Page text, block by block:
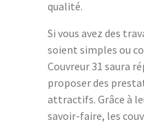
qualité.
Si vous avez des
soient simples ou
Couvreur 31 saura
proposer des
attractifs. Grâce à
savoir-faire, les